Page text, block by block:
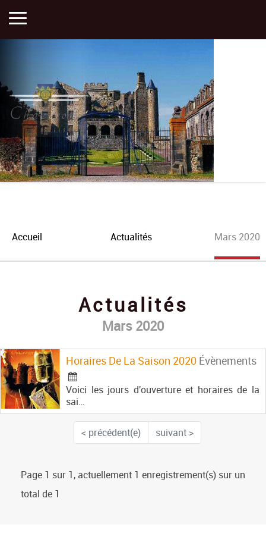
Activités
Histoire
Actualités
Chazeron
Accueil Actualités Mars 2020
Actualités
Mars 2020
Horaires De La Saison 2020 Évènements
Voici les jours d'ouverture et horaires de la
sai…
< précédent(e) suivant >
Page 1 sur 1, actuellement 1 enregistrement(s) sur un
total de 1